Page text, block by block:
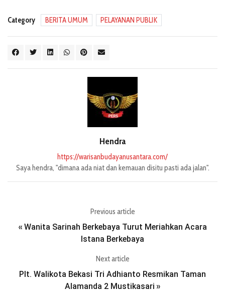
Category BERITA UMUM PELAYANAN PUBLIK
Hendra
https://warisanbudayanusantara.com/
Saya hendra, "dimana ada niat dan kemauan disitu pasti ada jalan".
Previous article
« Wanita Sarinah Berkebaya Turut Meriahkan Acara
Istana Berkebaya
Next article
Plt. Walikota Bekasi Tri Adhianto Resmikan Taman
Alamanda 2 Mustikasari »